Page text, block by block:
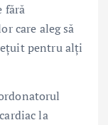
fără
care aleg să
pentru alți
la